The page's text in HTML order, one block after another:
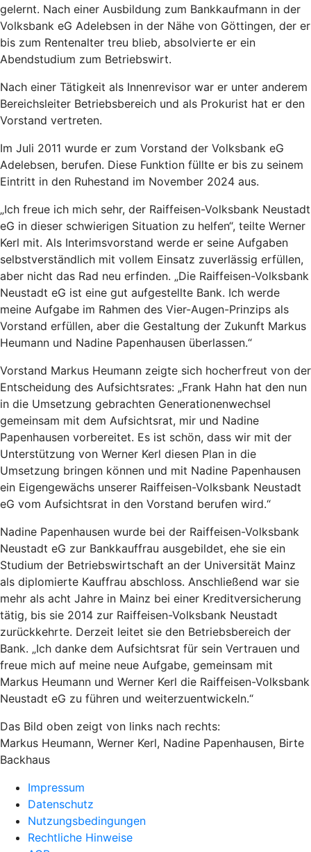
gelernt. Nach einer Ausbildung zum Bankkaufmann in der
Volksbank eG Adelebsen in der Nähe von Göttingen, der er
bis zum Rentenalter treu blieb, absolvierte er ein
Abendstudium zum Betriebswirt.
Nach einer Tätigkeit als Innenrevisor war er unter anderem
Bereichsleiter Betriebsbereich und als Prokurist hat er den
Vorstand vertreten.
Im Juli 2011 wurde er zum Vorstand der Volksbank eG
Adelebsen, berufen. Diese Funktion füllte er bis zu seinem
Eintritt in den Ruhestand im November 2024 aus.
„Ich freue ich mich sehr, der Raiffeisen-Volksbank Neustadt
eG in dieser schwierigen Situation zu helfen“, teilte Werner
Kerl mit. Als Interimsvorstand werde er seine Aufgaben
selbstverständlich mit vollem Einsatz zuverlässig erfüllen,
aber nicht das Rad neu erfinden. „Die Raiffeisen-Volksbank
Neustadt eG ist eine gut aufgestellte Bank. Ich werde
meine Aufgabe im Rahmen des Vier-Augen-Prinzips als
Vorstand erfüllen, aber die Gestaltung der Zukunft Markus
Heumann und Nadine Papenhausen überlassen.“
Vorstand Markus Heumann zeigte sich hocherfreut von der
Entscheidung des Aufsichtsrates: „Frank Hahn hat den nun
in die Umsetzung gebrachten Generationenwechsel
gemeinsam mit dem Aufsichtsrat, mir und Nadine
Papenhausen vorbereitet. Es ist schön, dass wir mit der
Unterstützung von Werner Kerl diesen Plan in die
Umsetzung bringen können und mit Nadine Papenhausen
ein Eigengewächs unserer Raiffeisen-Volksbank Neustadt
eG vom Aufsichtsrat in den Vorstand berufen wird.“
Nadine Papenhausen wurde bei der Raiffeisen-Volksbank
Neustadt eG zur Bankkauffrau ausgebildet, ehe sie ein
Studium der Betriebswirtschaft an der Universität Mainz
als diplomierte Kauffrau abschloss. Anschließend war sie
mehr als acht Jahre in Mainz bei einer Kreditversicherung
tätig, bis sie 2014 zur Raiffeisen-Volksbank Neustadt
zurückkehrte. Derzeit leitet sie den Betriebsbereich der
Bank. „Ich danke dem Aufsichtsrat für sein Vertrauen und
freue mich auf meine neue Aufgabe, gemeinsam mit
Markus Heumann und Werner Kerl die Raiffeisen-Volksbank
Neustadt eG zu führen und weiterzuentwickeln.“
Das Bild oben zeigt von links nach rechts:
Markus Heumann, Werner Kerl, Nadine Papenhausen, Birte
Backhaus
Impressum
Datenschutz
Nutzungsbedingungen
Rechtliche Hinweise